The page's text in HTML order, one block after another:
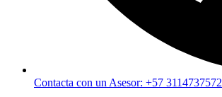
Contacta con un Asesor: +57 3114737572